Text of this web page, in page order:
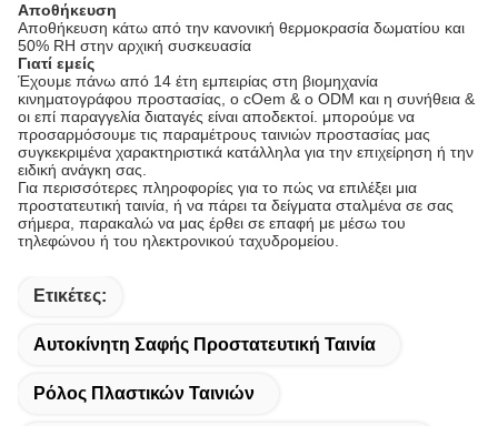
Αποθήκευση
Αποθήκευση κάτω από την κανονική θερμοκρασία δωματίου και
50% RH στην αρχική συσκευασία
Γιατί εμείς
Έχουμε πάνω από 14 έτη εμπειρίας στη βιομηχανία
κινηματογράφου προστασίας, ο cOem & ο ODM και η συνήθεια &
οι επί παραγγελία διαταγές είναι αποδεκτοί. μπορούμε να
προσαρμόσουμε τις παραμέτρους ταινιών προστασίας μας
συγκεκριμένα χαρακτηριστικά κατάλληλα για την επιχείρηση ή την
ειδική ανάγκη σας.
Για περισσότερες πληροφορίες για το πώς να επιλέξει μια
προστατευτική ταινία, ή να πάρει τα δείγματα σταλμένα σε σας
σήμερα, παρακαλώ να μας έρθει σε επαφή με μέσω του
τηλεφώνου ή του ηλεκτρονικού ταχυδρομείου.
Ετικέτες:
Αυτοκίνητη Σαφής Προστατευτική Ταινία
Ρόλος Πλαστικών Ταινιών